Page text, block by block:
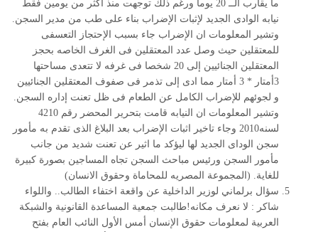
ما يقارب الــ 20 يوما ورغم ذلك توجهت منذ اكثر من يومين فقط
نيابه الوادى الجديد لإثبات الإضراب بناء على طب من مدير السجن.
وتشير المعلومات ان الإضراب جاء بسبب الإحتجاز التعسفى
للمعتقلين حيث وصل عدد المعتقلين فى الغرف الخاصه بحجز
المعتقلين الجنائيين إلى 20 شخصا فى غرفه لا تتعدى مساحتها
3أمتار * 3 أمتار مما ادى إلى تذمر فى صفوف المعتقلين الجنائيين
و لجوئهم للإضراب الكامل عن الطعام فى ظل تعنت إداره السجن.
وتشير المعلومات ان النيابه قامت بتحرير المحضر رقم 4210
لسنه2010 وجاء تاخير اثبات الإضراب بعد البلاغ الذى تقدم به مأمور
سجن الوداى الجديد لها ليؤكد ما اثير عن تعنت شديد من جانب
مأمور السجن ورئيس مباحث السجن تجاه المساجين بصورة كبيرة
للغاية. (المجموعة المصريه للمحاماة وحقوق الانسان)
سؤال برلماني لوزير الداخلية عن واقعة اختفاء الطالب.. واللواء
شاكر : لا نعرف مكانه !طالبت جمعية المساعدة القانونية والشبكة
العربية لمعلومات حقوق الإنسان أمس الأول النائب العام بفتح